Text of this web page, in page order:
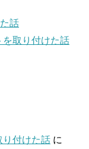
話
取り付けた話
り付けた話 に